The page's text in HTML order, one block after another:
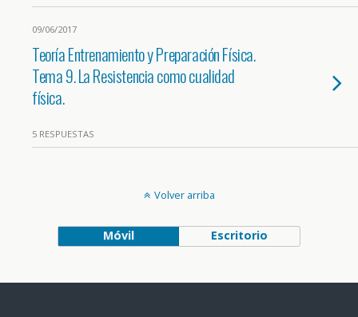
09/06/2017
Teoría Entrenamiento y Preparación Física.
Tema 9. La Resistencia como cualidad
física.
5 RESPUESTAS
Volver arriba
Móvil Escritorio